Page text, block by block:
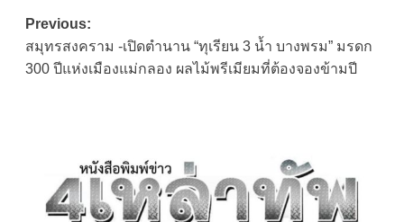
Post
navigation
Previous:
สมุทรสงคราม -เปิดตำนาน “ทุเรียน 3 น้ำ บางพรม” มรดก
300 ปีแห่งเมืองแม่กลอง ผลไม้พรีเมียมที่ต้องจองข้ามปี